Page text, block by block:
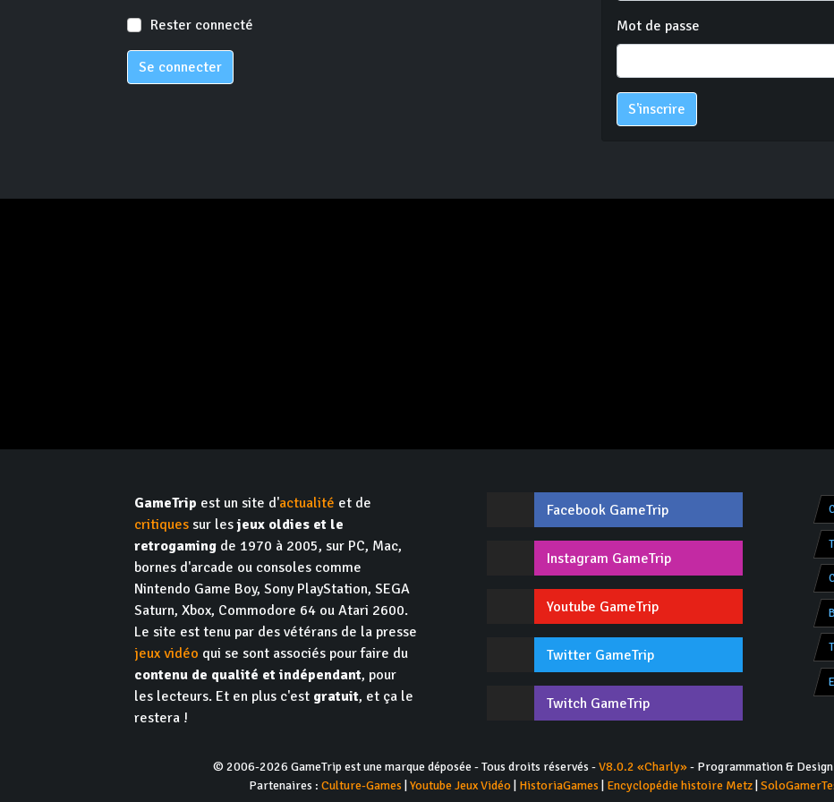
Rester connecté
Se connecter
Mot de passe
S'inscrire
GameTrip est un site d'actualité et de
critiques sur lesjeux oldies et le
retrogaming de 1970 à 2005, sur PC, Mac,
bornes d'arcade ou consoles comme
Nintendo Game Boy, Sony PlayStation, SEGA
Saturn, Xbox, Commodore 64 ou Atari 2600.
Le site est tenu par des vétérans de la presse
jeux vidéo qui se sont associés pour faire du
contenu de qualité et indépendant, pour
les lecteurs. Et en plus c'est gratuit, et ça le
restera !
Facebook GameTrip
Instagram GameTrip
Youtube GameTrip
Twitter GameTrip
Twitch GameTrip
© 2006-2026 GameTrip est une marque déposée - Tous droits réservés -V8.0.2 «Charly»- Programmation &
Partenaires : Culture-Games Youtube Jeux Vidéo| HistoriaGames Encyclopédie histoire Metz|